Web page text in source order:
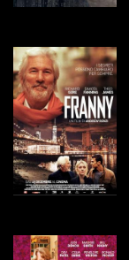
GUARDA IL TRAILER
VAI ALLA SCHEDA
GUARDA IL TRAILER